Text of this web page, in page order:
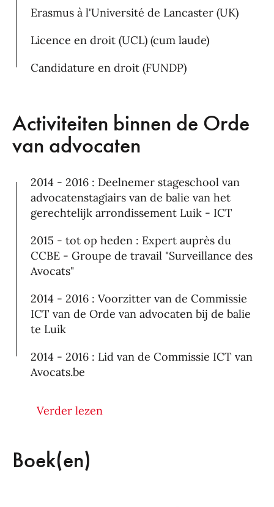
Erasmus à l'Université de Lancaster (UK)
Licence en droit (UCL) (cum laude)
Candidature en droit (FUNDP)
Activiteiten binnen de Orde
van advocaten
2014 - 2016 : Deelnemer stageschool van
advocatenstagiairs van de balie van het
gerechtelijk arrondissement Luik - ICT
2015 - tot op heden : Expert auprès du
CCBE - Groupe de travail "Surveillance des
Avocats"
2014 - 2016 : Voorzitter van de Commissie
ICT van de Orde van advocaten bij de balie
te Luik
2014 - 2016 : Lid van de Commissie ICT van
Avocats.be
Communication van de Orde van advocaten
2013 - 2015 : Membre de la Commission
Finance du Barreau de Liège
Verder lezen
Boek(en)